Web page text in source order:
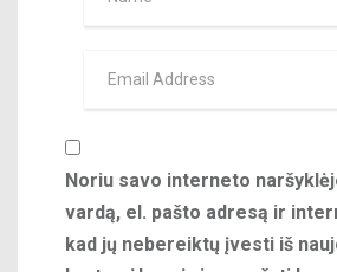
Noriu savo interneto
vardą, el. pašto adresą ir
kad jų nebereiktų įvesti iš